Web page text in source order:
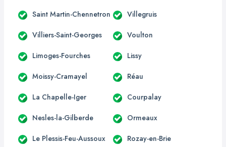
Saint Martin-Chennetron Villegruis
Villiers-Saint-Georges Voulton
Limoges-Fourches Lissy
Moissy-Cramayel Réau
La Chapelle-Iger Courpalay
Nesles-la-Gilberde Ormeaux
Le Plessis-Feu-Aussoux Rozay-en-Brie